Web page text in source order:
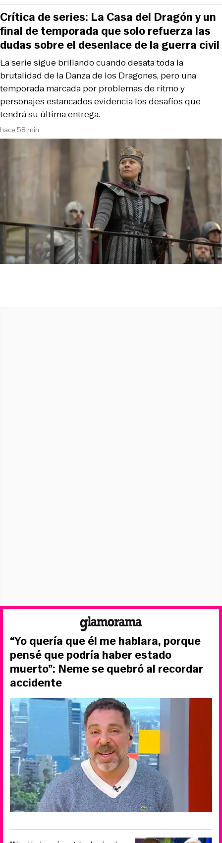
hace 58 min
La serie sigue brillando cuando desata toda la
brutalidad de la Danza de los Dragones, pero una
temporada marcada por problemas de ritmo y
personajes estancados evidencia los desafíos que
tendrá su última entrega.
Crítica de series: La Casa del Dragón y un
final de temporada que solo refuerza las
dudas sobre el desenlace de la guerra civil
“Yo quería que él me hablara, porque
pensé que podría haber estado
muerto”: Neme se quebró al recordar
accidente